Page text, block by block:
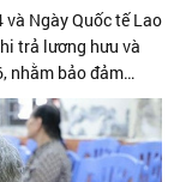
Ngày Quốc tế Lao
trả lương hưu và
nhằm bảo đảm